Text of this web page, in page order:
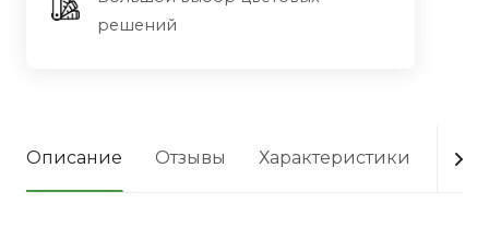
решений
Описание Отзывы Характеристики